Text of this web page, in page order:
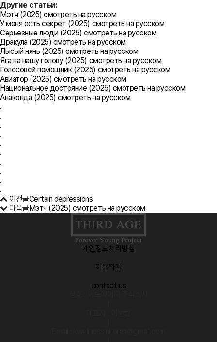
Другие статьи:
Мэтч (2025) смотреть на русском
У меня есть секрет (2025) смотреть на русском
Серьезные люди (2025) смотреть на русском
Дракула (2025) смотреть на русском
Лысый нянь (2025) смотреть на русском
Яга на нашу голову (2025) смотреть на русском
Голосовой помощник (2025) смотреть на русском
Авиатор (2025) смотреть на русском
Национальное достояние (2025) смотреть на русском
Анаконда (2025) смотреть на русском
.
.
.
.
.
.
.
.
.
.
이전글Certain depressions
다음글Мэтч (2025) смотреть на русском
개인정보처리방침
이용약관
contact us